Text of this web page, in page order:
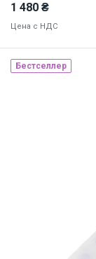
1 480 ₴
Цена с НДС
Бестселлер